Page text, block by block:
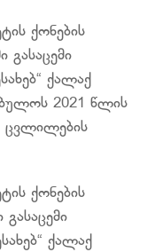
ქონების
გასაცემი
ქალაქ
2021 წლის
ცვლილების
ქონების
ქალაქ